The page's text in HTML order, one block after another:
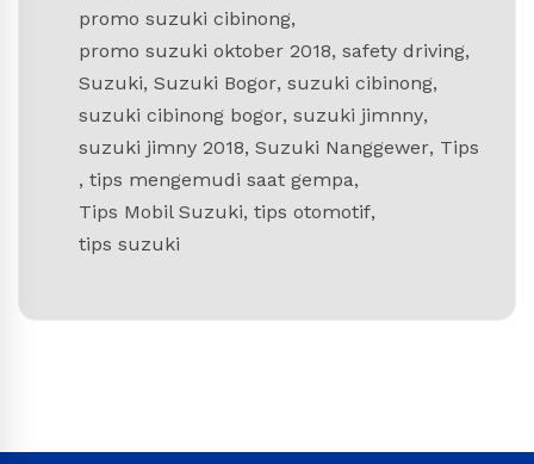
promo suzuki cibinong,
promo suzuki oktober 2018, safety driving,
Suzuki, Suzuki Bogor, suzuki cibinong,
suzuki cibinong bogor, suzuki jimnny,
suzuki jimny 2018, Suzuki Nanggewer, Tips
, tips mengemudi saat gempa,
Tips Mobil Suzuki, tips otomotif,
tips suzuki